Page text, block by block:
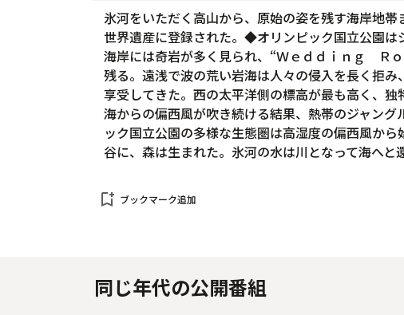
氷河をいただく高山から、原始の姿を残す海岸地
世界遺産に登録された。◆オリンピック国立公園は
海岸には奇岩が多く見られ、“Ｗｅｄｄｉｎｇ Ｒ
残る。遠浅で波の荒い岩海は人々の侵入を長く拒
享受してきた。西の太平洋側の標高が最も高く、
海からの偏西風が吹き続ける結果、熱帯のジャン
ック国立公園の多様な生態圏は高湿度の偏西風か
谷に、森は生まれた。氷河の水は川となって海へと
bookmark_add ブックマーク追加
同じ年代の公開番組